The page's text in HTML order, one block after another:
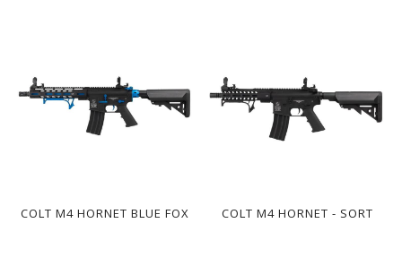
COLT M4 HORNET BLUE FOX COLT M4 HORNET - SORT